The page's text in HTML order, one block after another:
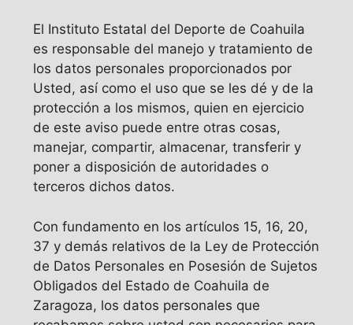
El Instituto Estatal del Deporte de Coahuila
es responsable del manejo y tratamiento de
los datos personales proporcionados por
Usted, así como el uso que se les dé y de la
protección a los mismos, quien en ejercicio
de este aviso puede entre otras cosas,
manejar, compartir, almacenar, transferir y
poner a disposición de autoridades o
terceros dichos datos.
Con fundamento en los artículos 15, 16, 20,
37 y demás relativos de la Ley de Protección
de Datos Personales en Posesión de Sujetos
Obligados del Estado de Coahuila de
Zaragoza, los datos personales que